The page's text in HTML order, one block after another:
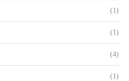
(1)
(1)
(4)
(1)